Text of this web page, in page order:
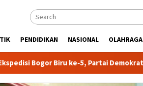
PENDIDIKAN NASIONAL OLAHRAGA
Biru ke-5, Partai Demokrat Lakukan